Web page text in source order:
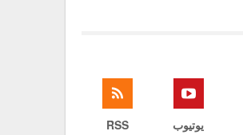
يوتيوب RSS